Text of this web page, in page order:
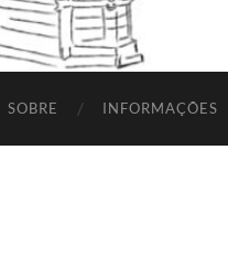
SOBRE INFORMAÇÕES